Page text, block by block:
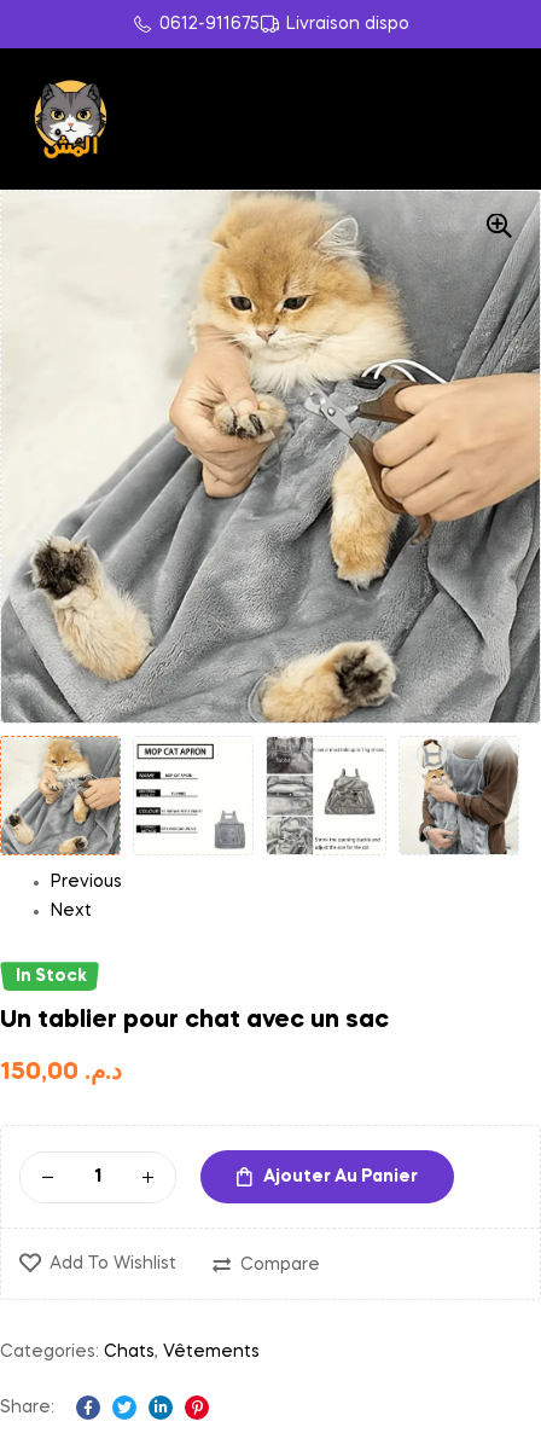
0612-911675 Livraison dispo
Previous
Next
In Stock
Un tablier pour chat avec un sac
د.م.
Ajouter Au Panier
Add To Wishlist Compare
Categories: Chats, Vêtements
Share: